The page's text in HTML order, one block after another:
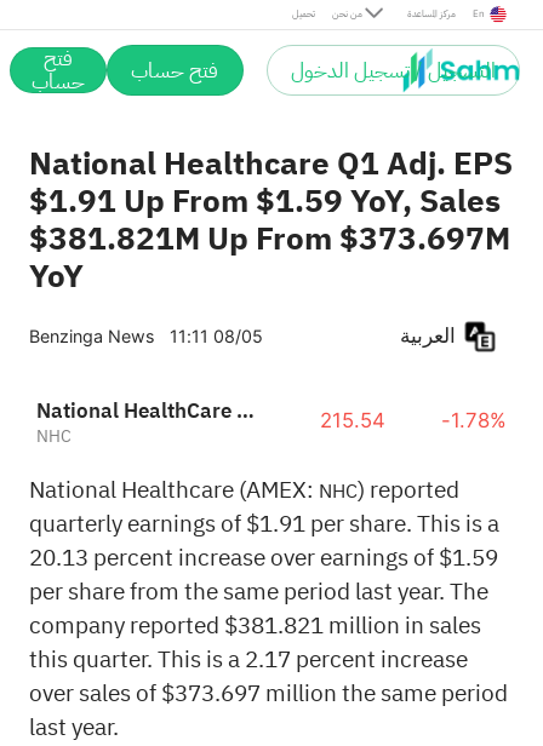
تحميل من نحن مركز المساعدة En
التسجيل / تسجيل الدخول فتح حساب فتح
حساب
National Healthcare Q1 Adj. EPS
$1.91 Up From $1.59 YoY, Sales
$381.821M Up From $373.697M
YoY
Benzinga News 11:11 08/05
National HealthCare Corporation
NHC
215.54 -1.78%
National Healthcare (AMEX: NHC) reported
quarterly earnings of $1.91 per share. This is a
20.13 percent increase over earnings of $1.59
per share from the same period last year. The
company reported $381.821 million in sales
this quarter. This is a 2.17 percent increase
over sales of $373.697 million the same period
last year.